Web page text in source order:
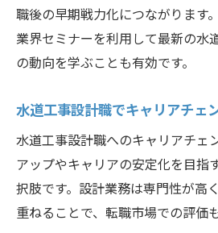
職後の早期戦力化につながります
業界セミナーを利用して最新の水
の動向を学ぶことも有効です。
水道工事設計職でキャリアチェ
水道工事設計職へのキャリアチェ
アップやキャリアの安定化を目指
択肢です。設計業務は専門性が高
重ねることで、転職市場での評価